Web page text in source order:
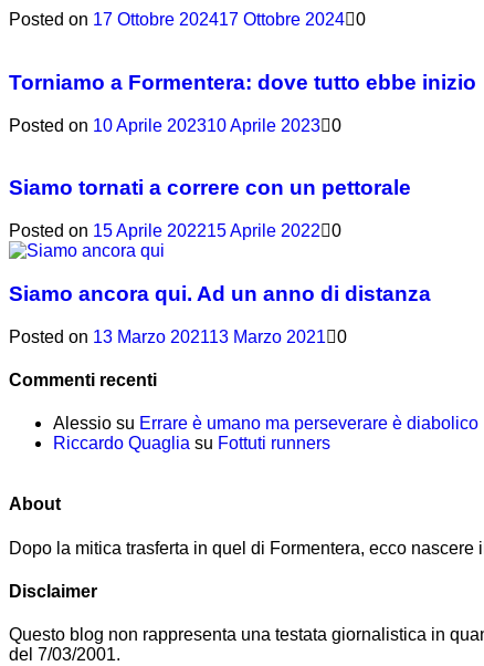
Posted on 17 Ottobre 202417 Ottobre 2024 0
Torniamo a Formentera: dove tutto ebbe inizio
Posted on 10 Aprile 202310 Aprile 2023 0
Siamo tornati a correre con un pettorale
Posted on 15 Aprile 202215 Aprile 2022 0
Siamo ancora qui. Ad un anno di distanza
Posted on 13 Marzo 202113 Marzo 2021 0
Commenti recenti
Alessio su Errare è umano ma perseverare è diabolico
Riccardo Quaglia su Fottuti runners
About
Dopo la mitica trasferta in quel di Formentera, ecco
Disclaimer
Questo blog non rappresenta una testata giornalistica in
del 7/03/2001.